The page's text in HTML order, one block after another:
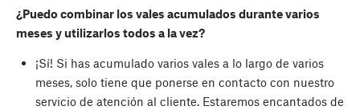
¿Puedo combinar los vales acumulados durante varios
meses y utilizarlos todos a la vez?
¡Sí! Si has acumulado varios vales a lo largo de varios
meses, solo tiene que ponerse en contacto con nuestro
servicio de atención al cliente. Estaremos encantados de